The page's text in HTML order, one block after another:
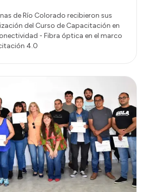
de Río Colorado recibieron sus
del Curso de Capacitación en
- Fibra óptica en el marco
4.0